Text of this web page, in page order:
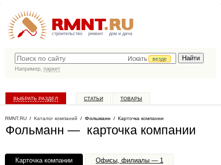
строительство ремонт дом и дача
Искать
везде
Например, паркет
ВЫБРАТЬ РАЗДЕЛ СТАТЬИ ТОВАРЫ
RMNT.RU / Каталог компаний / Фольманн / Карточка компании
Фольманн — карточка компании
Карточка компании Офисы, филиалы — 1